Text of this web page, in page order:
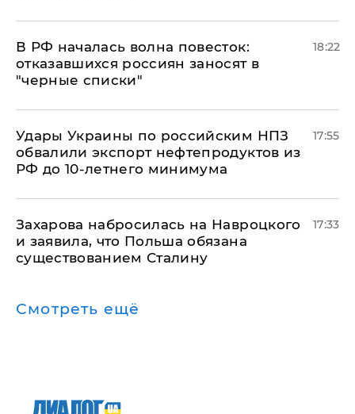
​В РФ началась волна повесток:
отказавшихся россиян заносят в
"черные списки"
18:22
Удары Украины по российским НПЗ
обвалили экспорт нефтепродуктов из
РФ до 10-летнего минимума
17:55
​Захарова набросилась на Навроцкого
и заявила, что Польша обязана
существованием Сталину
17:33
Смотреть ещё